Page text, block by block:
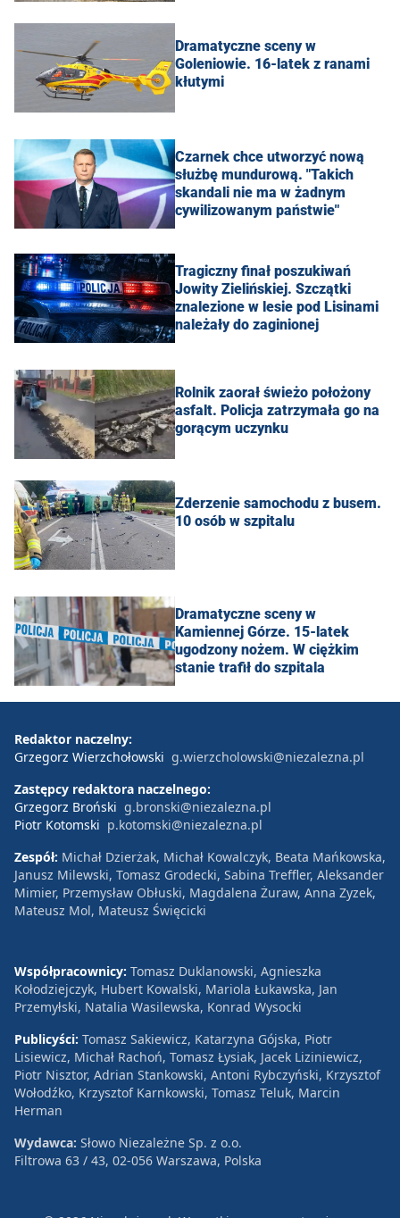
Dramatyczne sceny w
Goleniowie. 16-latek z ranami
kłutymi
Czarnek chce utworzyć nową
służbę mundurową. "Takich
skandali nie ma w żadnym
cywilizowanym państwie"
Tragiczny finał poszukiwań
Jowity Zielińskiej. Szczątki
znalezione w lesie pod Lisinami
należały do zaginionej
Rolnik zaorał świeżo położony
asfalt. Policja zatrzymała go na
gorącym uczynku
Zderzenie samochodu z busem.
10 osób w szpitalu
Dramatyczne sceny w
Kamiennej Górze. 15-latek
ugodzony nożem. W ciężkim
stanie trafił do szpitala
Redaktor naczelny:
Grzegorz Wierzchołowski g.wierzcholowski@niezalezna.pl
Zastępcy redaktora naczelnego:
Grzegorz Broński g.bronski@niezalezna.pl
Piotr Kotomski p.kotomski@niezalezna.pl
Zespół: Michał Dzierżak, Michał Kowalczyk, Beata Mańkowska,
Janusz Milewski, Tomasz Grodecki, Sabina Treffler, Aleksander
Mimier, Przemysław Obłuski, Magdalena Żuraw, Anna Zyzek,
Mateusz Mol, Mateusz Święcicki
Współpracownicy: Tomasz Duklanowski, Agnieszka
Kołodziejczyk, Hubert Kowalski, Mariola Łukawska, Jan
Przemyłski, Natalia Wasilewska, Konrad Wysocki
Publicyści: Tomasz Sakiewicz, Katarzyna Gójska, Piotr
Lisiewicz, Michał Rachoń, Tomasz Łysiak, Jacek Liziniewicz,
Piotr Nisztor, Adrian Stankowski, Antoni Rybczyński, Krzysztof
Wołodźko, Krzysztof Karnkowski, Tomasz Teluk, Marcin
Herman
Wydawca: Słowo Niezależne Sp. z o.o.
Filtrowa 63 / 43, 02-056 Warszawa, Polska